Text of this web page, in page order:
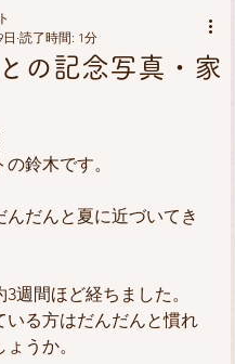
の記念写真・家
読了時間: 1分
鈴木です。
んだんと夏に近づいてき
週間ほど経ちました。
いる方はだんだんと慣れ
うか。